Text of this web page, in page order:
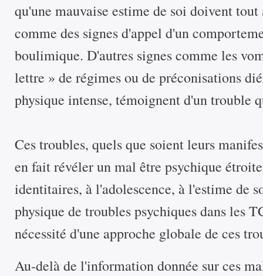
qu'une mauvaise estime de soi doivent
comme des signes d'appel d'un
boulimique. D'autres signes comme les
lettre » de régimes ou de préconisations
physique intense, témoignent d'un trouble
Ces troubles, quels que soient leurs
en fait révéler un mal être psychique
identitaires, à l'adolescence, à l'estime de
physique de troubles psychiques dans les
nécessité d'une approche globale de ces
Au-delà de l'information donnée sur ces